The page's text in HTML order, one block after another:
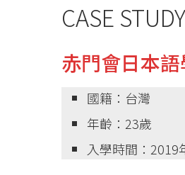
CASE
赤門會日本
國籍：台灣
年齡：23歲
入學時間：2019